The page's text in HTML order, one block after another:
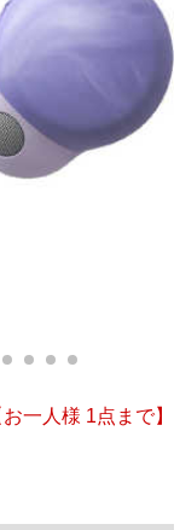
12 13 14 15
お一人様 1点まで】